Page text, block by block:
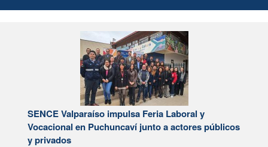
SENCE Valparaíso impulsa Feria Laboral y
Vocacional en Puchuncaví junto a actores públicos
y privados